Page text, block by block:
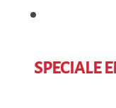
SPECIALE